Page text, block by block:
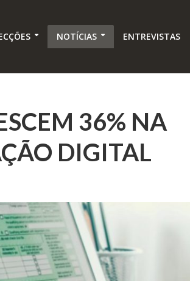
NOTÍCIAS ENTREVISTAS
36% NA
DIGITAL